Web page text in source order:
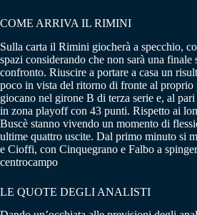
COME ARRIVA IL RIMINI
Sulla carta il Rimini giocherà a specchio,
spazi considerando che non sarà una finale
confronto. Riuscire a portare a casa un
poco in vista del ritorno di fronte al proprio
giocano nel girone B di terza serie e, al
in zona playoff con 43 punti. Rispetto ai
Buscè stanno vivendo un momento di
ultime quattro uscite. Dal primo minuto si
e Cioffi, con Cinquegrano e Falbo a
centrocampo
LE QUOTE DEGLI ANALISTI